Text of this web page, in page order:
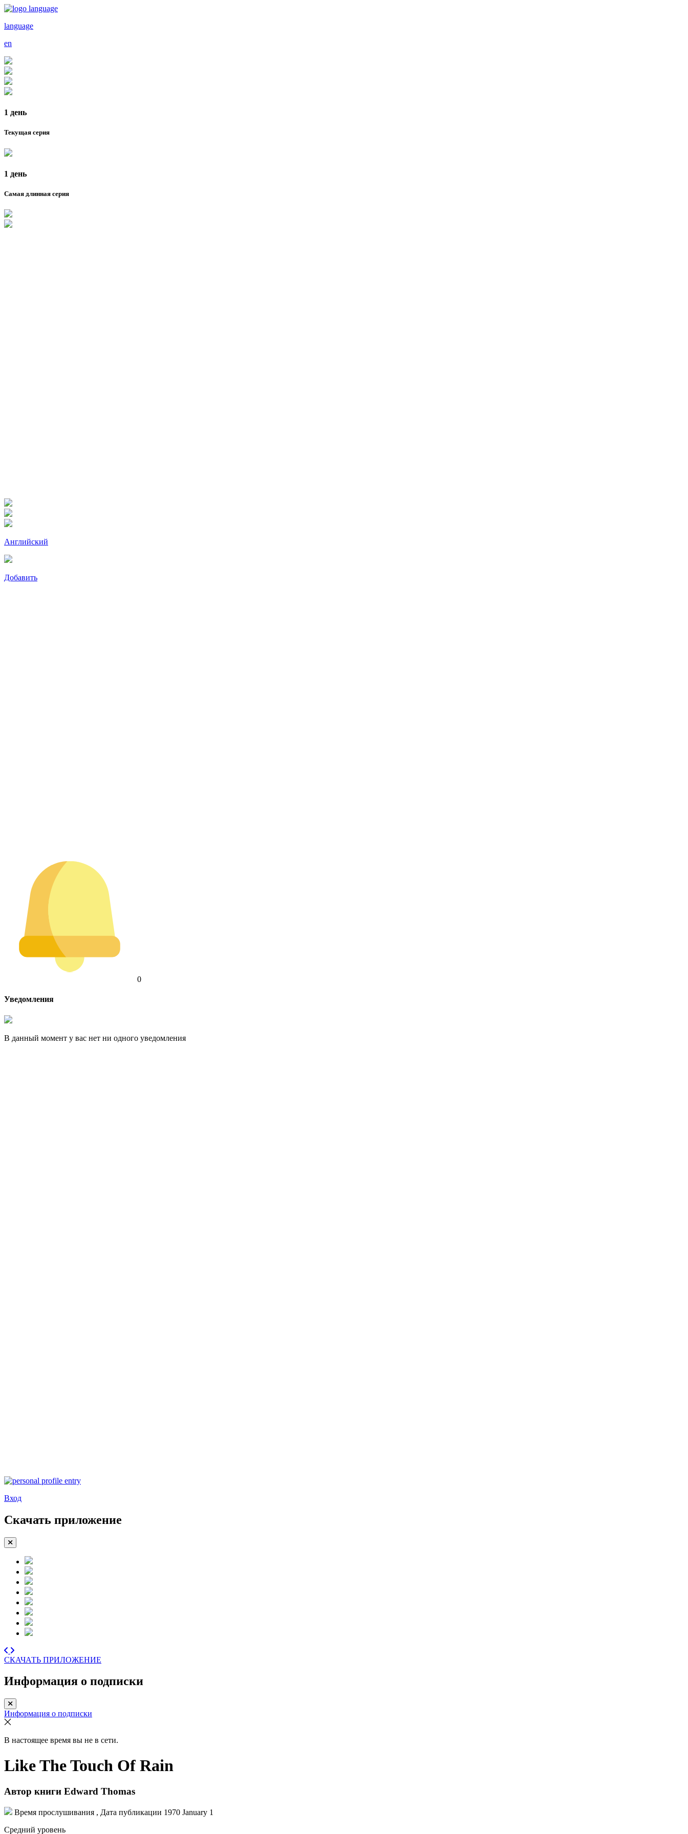
language
en
1 день
Текущая серия
1 день
Самая длинная серия
Английский
Добавить
0
Уведомления
В данный момент у вас нет ни одного уведомления
Вход
Скачать приложение
СКАЧАТЬ ПРИЛОЖЕНИЕ
Информация о подписки
Информация о подписки
В настоящее время вы не в сети.
Like The Touch Of Rain
Автор книги Edward Thomas
Время прослушивания , Дата публикации 1970 January 1
Средний уровень